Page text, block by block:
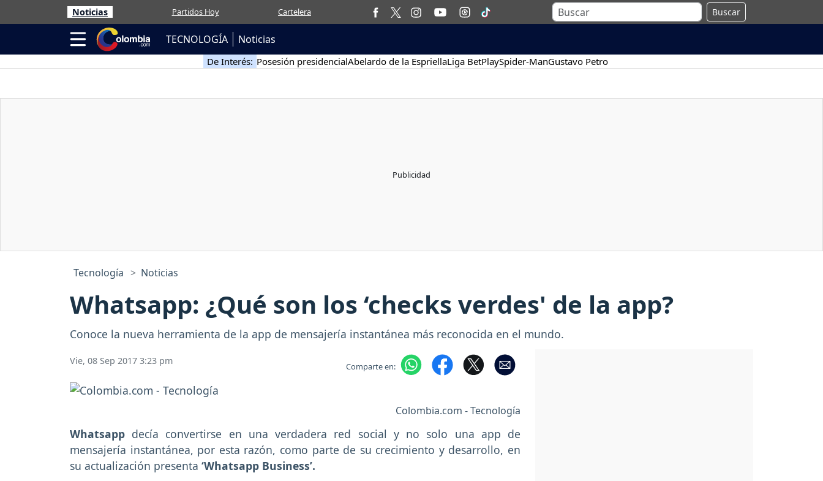
Noticias Partidos Hoy Cartelera Buscar
TECNOLOGÍA Noticias
De Interés: Posesión presidencialAbelardo de la EspriellaLiga BetPlaySpider-ManGustavo Petro
Tecnología Noticias
Whatsapp: ¿Qué son los ‘checks verdes' de la app?
Conoce la nueva herramienta de la app de mensajería instantánea más reconocida en el mundo.
Vie, 08 Sep 2017 3:23 pm Comparte en:
Colombia.com - Tecnología
Whatsapp decía convertirse en una verdadera red social y no solo una app de
mensajería instantánea, por esta razón, como parte de su crecimiento y desarrollo, en
su actualización presenta ‘Whatsapp Business’.